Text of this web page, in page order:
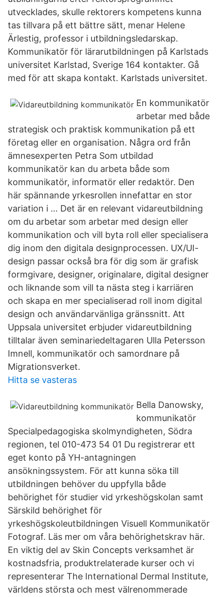
utvecklades, skulle rektorers kompetens kunna
tas tillvara på ett bättre sätt, menar Helene
Ärlestig, professor i utbildningsledarskap.
Kommunikatör för lärarutbildningen på Karlstads
universitet Karlstad, Sverige 164 kontakter. Gå
med för att skapa kontakt. Karlstads universitet.
En kommunikatör
arbetar med både
strategisk och praktisk kommunikation på ett
företag eller en organisation. Några ord från
ämnesexperten Petra Som utbildad
kommunikatör kan du arbeta både som
kommunikatör, informatör eller redaktör. Den
här spännande yrkesrollen innefattar en stor
variation i … Det är en relevant vidareutbildning
om du arbetar som arbetar med design eller
kommunikation och vill byta roll eller specialisera
dig inom den digitala designprocessen. UX/UI-
design passar också bra för dig som är grafisk
formgivare, designer, originalare, digital designer
och liknande som vill ta nästa steg i karriären
och skapa en mer specialiserad roll inom digital
design och användarvänliga gränssnitt. Att
Uppsala universitet erbjuder vidareutbildning
tilltalar även seminariedeltagaren Ulla Petersson
Imnell, kommunikatör och samordnare på
Migrationsverket.
Hitta se vasteras
Bella Danowsky,
kommunikatör
Specialpedagogiska skolmyndigheten, Södra
regionen, tel 010-473 54 01 Du registrerar ett
eget konto på YH-antagningen
ansökningssystem. För att kunna söka till
utbildningen behöver du uppfylla både
behörighet för studier vid yrkeshögskolan samt
Särskild behörighet för
yrkeshögskoleutbildningen Visuell Kommunikatör
Fotograf. Läs mer om våra behörighetskrav här.
En viktig del av Skin Concepts verksamhet är
kostnadsfria, produktrelaterade kurser och vi
representerar The International Dermal Institute,
världens största och mest välrenommerade